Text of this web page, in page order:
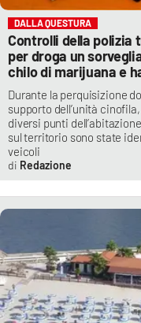
DALLA QUESTURA
Controlli della polizia
per droga un
chilo di marijuana e
Durante la perquisizione
supporto dell’unità
diversi punti
sul territorio sono state
veicoli
Redazione